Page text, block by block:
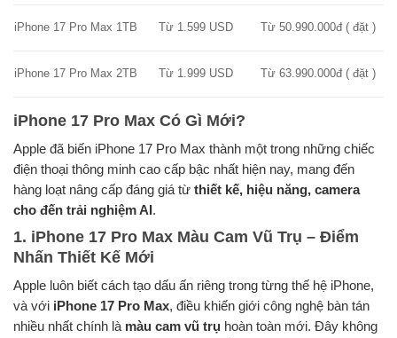
iPhone 17 Pro Max 1TB Từ 1.599 USD Từ 50.990.000đ ( đặt )
iPhone 17 Pro Max 2TB Từ 1.999 USD Từ 63.990.000đ ( đặt )
iPhone 17 Pro Max Có Gì Mới?
Apple đã biến iPhone 17 Pro Max thành một trong những chiếc
điện thoại thông minh cao cấp bậc nhất hiện nay, mang đến
hàng loạt nâng cấp đáng giá từ thiết kế, hiệu năng, camera
cho đến trải nghiệm AI.
1. iPhone 17 Pro Max Màu Cam Vũ Trụ – Điểm
Nhấn Thiết Kế Mới
Apple luôn biết cách tạo dấu ấn riêng trong từng thế hệ iPhone,
và với iPhone 17 Pro Max, điều khiến giới công nghệ bàn tán
nhiều nhất chính là màu cam vũ trụ hoàn toàn mới. Đây không